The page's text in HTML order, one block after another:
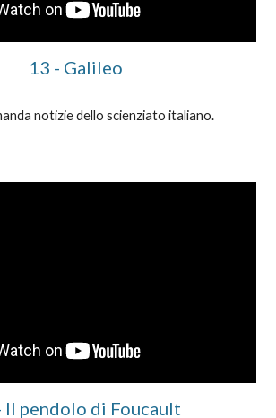
13 - Galileo
notizie dello scienziato italiano.
Il pendolo di Foucault